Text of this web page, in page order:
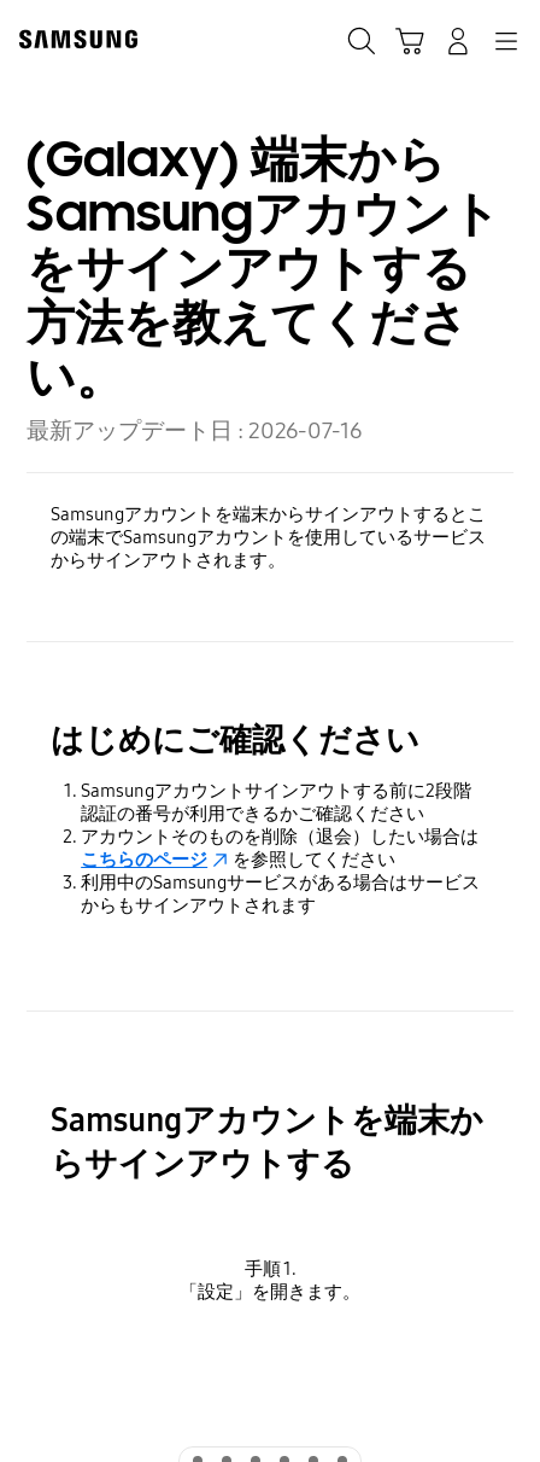
content
accessibility
(Galaxy) 端末から
Samsungアカウント
をサインアウトする
方法を教えてくださ
い。
最新アップデート日 :2026-07-16
Samsungアカウントを端末からサインアウトするとこ
の端末でSamsungアカウントを使用しているサービス
からサインアウトされます。
はじめにご確認ください
Samsungアカウントサインアウトする前に2段階
認証の番号が利用できるかご確認ください
アカウントそのものを削除（退会）したい場合は
こちらのページ
を参照してください
利用中のSamsungサービスがある場合はサービス
からもサインアウトされます
Samsungアカウントを端末か
らサインアウトする
手順 1.
「設定」を開きます。